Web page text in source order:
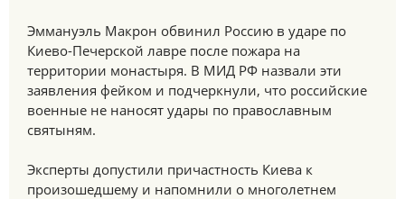
Эммануэль Макрон обвинил Россию в ударе по
Киево-Печерской лавре после пожара на
территории монастыря. В МИД РФ назвали эти
заявления фейком и подчеркнули, что российские
военные не наносят удары по православным
святыням.
Эксперты допустили причастность Киева к
произошедшему и напомнили о многолетнем